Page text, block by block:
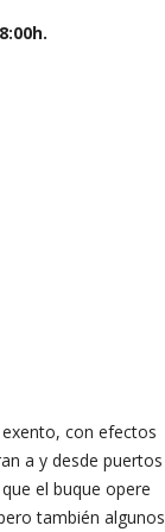
con efectos
a y desde puertos
el buque opere
también algunos